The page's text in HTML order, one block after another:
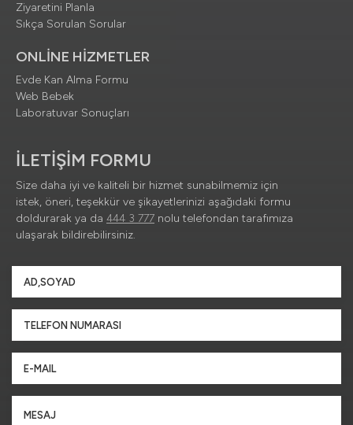
Ziyaretini Planla
Sıkça Sorulan Sorular
ONLİNE HİZMETLER
Evde Kan Alma Formu
Web Bebek
Laboratuvar Sonuçları
İLETİŞİM FORMU
Size daha iyi ve kaliteli bir hizmet sunabilmemiz için
istek, öneri, teşekkür ve şikayetlerinizi aşağıdaki formu
doldurarak ya da 444 3 777 nolu telefondan tarafımıza
ulaşarak bildirebilirsiniz.